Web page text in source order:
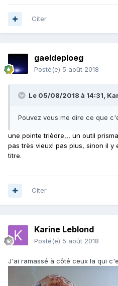
Citer
gaeldeploeg
Posté(e) 5 août 2018
Le 05/08/2018 à 14:31,
Pouvez vous me dire ce que
une pointe trièdre,,, un outil
pas très vieux! pas plus, sinon il y
titre.
Citer
Karine Leblond
Posté(e) 5 août 2018
J'ai ramassé à côté ceux la qui